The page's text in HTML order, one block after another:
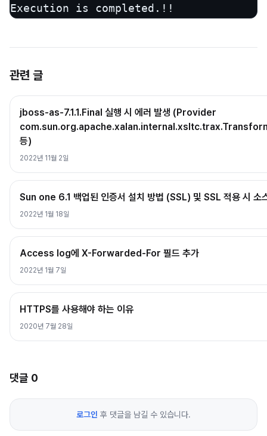
Execution is completed.!!
관련 글
jboss-as-7.1.1.Final 실행 시 에러 발생 (Provider
등)
2022년 11월 2일
Sun one 6.1 백업된 인증서 설치 방법 (SSL) 및 SSL 적용 시 소
2022년 1월 18일
Access log에 X-Forwarded-For 필드 추가
2022년 1월 7일
HTTPS를 사용해야 하는 이유
2020년 7월 28일
댓글 0
로그인 후 댓글을 남길 수 있습니다.